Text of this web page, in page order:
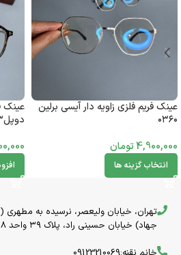
عینک فریم فلزی زاویه دار آیسی برلین
۰۳۶۰
4,900,000تومان
انتخاب گزینه ها
عینک
دوپل۰۲۲۳
تهران، خیابان ولیعصر، نرسیده به مطهری
جهاد) خیابان حسینی راد، پلاک ۳۹ واحد 8